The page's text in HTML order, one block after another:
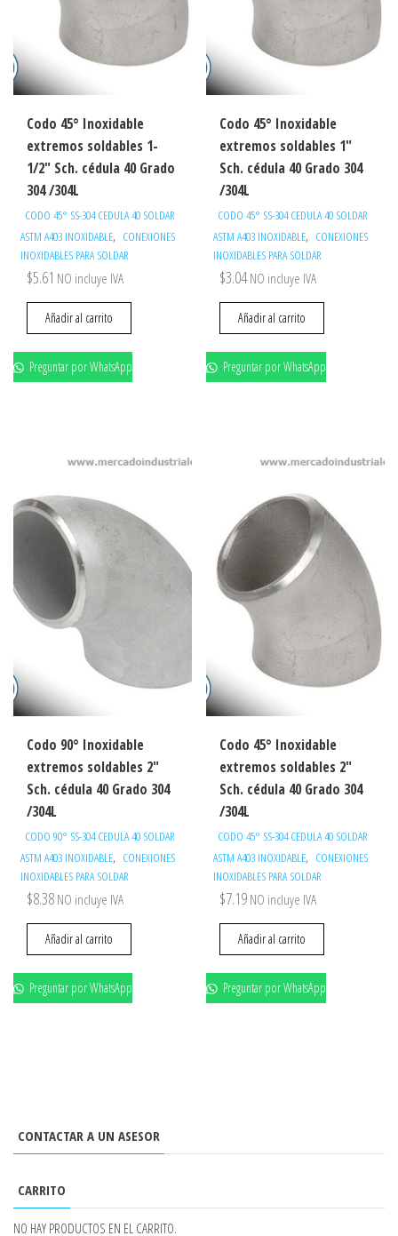
Codo 45° Inoxidable
extremos soldables 1-
1/2″ Sch. cédula 40 Grado
304 /304L
CODO 45° SS-304 CEDULA 40 SOLDAR
ASTM A403 INOXIDABLE, CONEXIONES
INOXIDABLES PARA SOLDAR
$5.61 NO incluye IVA
Añadir al carrito
Preguntar por WhatsApp
Codo 45° Inoxidable
extremos soldables 1″
Sch. cédula 40 Grado 304
/304L
CODO 45° SS-304 CEDULA 40 SOLDAR
ASTM A403 INOXIDABLE, CONEXIONES
INOXIDABLES PARA SOLDAR
$3.04NO incluye IVA
Añadir al carrito
Preguntar por WhatsApp
Codo 90° Inoxidable
extremos soldables 2″
Sch. cédula 40 Grado 304
/304L
CODO 90° SS-304 CEDULA 40 SOLDAR
ASTM A403 INOXIDABLE, CONEXIONES
INOXIDABLES PARA SOLDAR
$8.38 NO incluye IVA
Añadir al carrito
Preguntar por WhatsApp
Codo 45° Inoxidable
extremos soldables 2″
Sch. cédula 40 Grado 304
/304L
CODO 45° SS-304 CEDULA 40 SOLDAR
ASTM A403 INOXIDABLE, CONEXIONES
INOXIDABLES PARA SOLDAR
$7.19 NO incluye IVA
Añadir al carrito
Preguntar por WhatsApp
CONTACTAR A UN ASESOR
CARRITO
NO HAY PRODUCTOS EN EL CARRITO.